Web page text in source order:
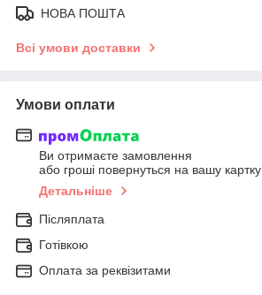
НОВА ПОШТА
Всі умови доставки
Умови оплати
Ви отримаєте замовлення
або гроші повернуться на вашу картку
Детальніше
Післяплата
Готівкою
Оплата за реквізитами